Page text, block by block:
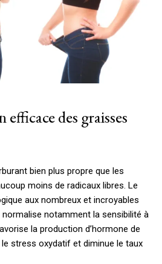
des graisses
bien plus propre que les
moins de radicaux libres. Le
aux nombreux et incroyables
notamment la sensibilité à
la production d’hormone de
stress oxydatif et diminue le taux